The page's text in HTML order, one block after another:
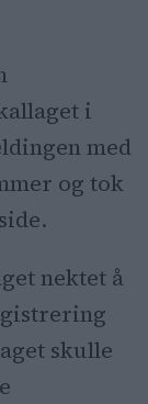
i
med
og tok
nektet å
skulle